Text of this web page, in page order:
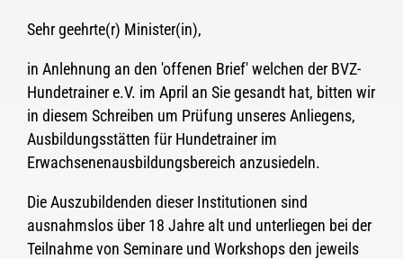
Sehr geehrte(r) Minister(in),
in Anlehnung an den 'offenen Brief' welchen der BVZ-
Hundetrainer e.V. im April an Sie gesandt hat, bitten wir
in diesem Schreiben um Prüfung unseres Anliegens,
Ausbildungsstätten für Hundetrainer im
Erwachsenenausbildungsbereich anzusiedeln.
Die Auszubildenden dieser Institutionen sind
ausnahmslos über 18 Jahre alt und unterliegen bei der
Teilnahme von Seminare und Workshops den jeweils